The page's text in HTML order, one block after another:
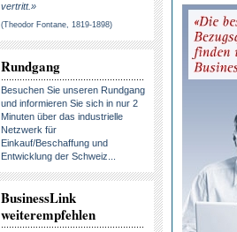
vertritt.»
(Theodor Fontane, 1819-1898)
Rundgang
Besuchen Sie unseren Rundgang
und informieren Sie sich in nur 2
Minuten über das industrielle
Netzwerk für
Einkauf/Beschaffung und
Entwicklung der Schweiz...
BusinessLink
weiterempfehlen